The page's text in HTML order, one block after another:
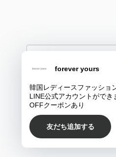
プライバシ
特定商取引法に
COPYRIGHT © 韓国大人レディー